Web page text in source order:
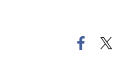
페
이
트
위